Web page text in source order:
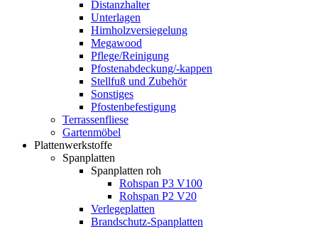
Distanzhalter
Unterlagen
Hirnholzversiegelung
Megawood
Pflege/Reinigung
Pfostenabdeckung/-kappen
Stellfuß und Zubehör
Sonstiges
Pfostenbefestigung
Terrassenfliese
Gartenmöbel
Plattenwerkstoffe
Spanplatten
Spanplatten roh
Rohspan P3 V100
Rohspan P2 V20
Verlegeplatten
Brandschutz-Spanplatten